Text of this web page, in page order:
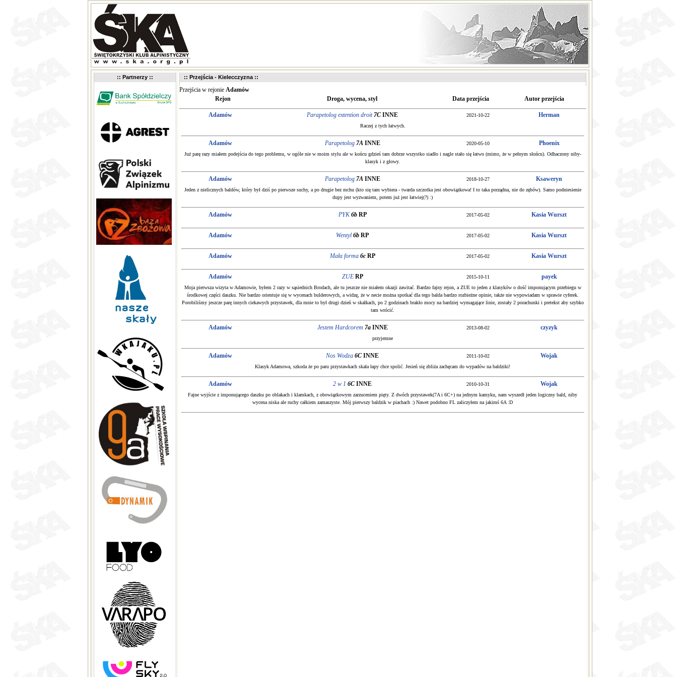
:: Partnerzy :: :: Przejścia - Kielecczyzna ::
Przejścia w rejonie Adamów
Rejon
Droga, wycena, styl Data przejścia Autor przejścia
Adamów Parapetolog extention droit 7C INNE 2021-10-22 Herman
Raczej z tych łatwych.
Adamów Parapetolog 7A INNE 2020-05-10 Phoenix
Już parę razy miałem podejścia do tego problemu, w ogóle nie w moim stylu ale w końcu gdzieś tam dobrze wszystko siadło i nagle stało się łatwo (mimo, że w pełnym słońcu). Odhaczony niby-
klasyk i z głowy.
Adamów Parapetolog 7A INNE 2018-10-27 Ksaweryn
Jeden z nielicznych baldów, który był dziś po pierwsze suchy, a po drugie bez mchu (kto się tam wybiera - twarda szczotka jest obowiązkowa! I to taka porządna, nie do zębów). Samo podniesienie
dupy jest wyzwaniem, potem już jest łatwiej(?) :)
Adamów PYK 6b RP 2017-05-02 Kasia Wurszt
Adamów Wentyl 6b RP 2017-05-02 Kasia Wurszt
Adamów Mała forma 6c RP 2017-05-02 Kasia Wurszt
Adamów ZUE RP 2015-10-11 payek
Moja pierwsza wizyta w Adamowie, byłem 2 razy w sąsiednich Brodach, ale tu jeszcze nie miałem okazji zawitać. Bardzo fajny rejon, a ZUE to jeden z klasyków o dość imponującym przebiegu w
środkowej części daszku. Nie bardzo orientuje się w wycenach bulderowych, a widzę, że w necie można spotkać dla tego balda bardzo rozbieżne opinie, także nie wypowiadam w sprawie cyferek.
Porobiliśmy jeszcze parę innych ciekawych przystawek, dla mnie to był drugi dzień w skałkach, po 2 godzinach brakło mocy na bardziej wymagające linie, zostały 2 porachunki i pretekst aby szybko
tam wrócić.
Adamów Jestem Hardcorem 7a INNE 2013-08-02 czyzyk
przyjemne
Adamów Nos Wodza 6C INNE 2011-10-02 Wojak
Klasyk Adamowa, szkoda że po paru przystawkach skała łapy chce spolić. Jesień się zbliża zachęcam do wypadów na baldziki!
Adamów 2 w 1 6C INNE 2010-10-31 Wojak
Fajne wyjście z imponującego daszku po oblakach i klamkach, z obowiązkowym zarzuceniem pięty. Z dwóch przystawek(7A i 6C+) na jednym kamyku, nam wyszedł jeden logiczny bald, niby
wycena niska ale ruchy całkiem zamaszyste. Mój pierwszy baldzik w piachach :) Nawet podobno FL zaliczyłem na jakimś 6A :D